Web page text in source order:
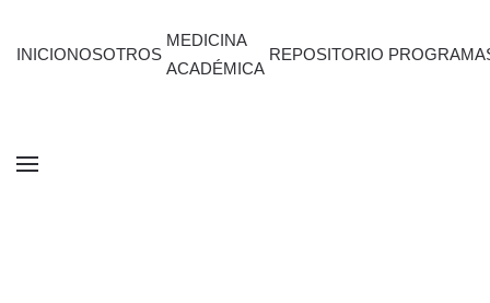
INICIONOSOTROS
MEDICINA
ACADÉMICA
REPOSITORIO